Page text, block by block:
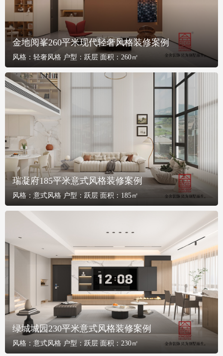
金地阅峯260平米现代轻奢风格装修案例
风格： 轻奢风格 户型： 跃层 面积： 260㎡
瑞凝府185平米意式风格装修案例
风格： 意式风格 户型：跃层 面积：185㎡
绿城城园230平米意式风格装修案例
风格： 意式风格 户型： 跃层 面积： 230㎡